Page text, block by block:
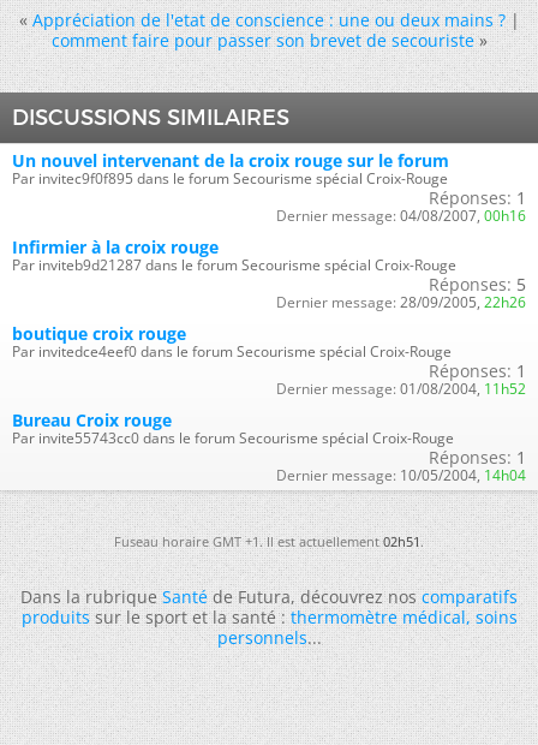
« Appréciation de l'etat de conscience : une ou deux mains ?|
comment faire pour passer son brevet de secouriste »
DISCUSSIONS SIMILAIRES
Un nouvel intervenant de la croix rouge sur le forum
Par invitec9f0f895 dans le forum Secourisme spécial Croix-Rouge
Réponses: 1
Dernier message: 04/08/2007, 00h16
Infirmier à la croix rouge
Par inviteb9d21287 dans le forum Secourisme spécial Croix-Rouge
Réponses: 5
Dernier message: 28/09/2005, 22h26
boutique croix rouge
Par invitedce4eef0 dans le forum Secourisme spécial Croix-Rouge
Réponses: 1
Dernier message: 01/08/2004, 11h52
Bureau Croix rouge
Par invite55743cc0 dans le forum Secourisme spécial Croix-Rouge
Réponses: 1
Dernier message: 10/05/2004, 14h04
Fuseau horaire GMT +1. Il est actuellement02h51.
Dans la rubriqueSantéde Futura, découvrez noscomparatifs
produitssur le sport et la santé :thermomètre médical,soins
personnels...